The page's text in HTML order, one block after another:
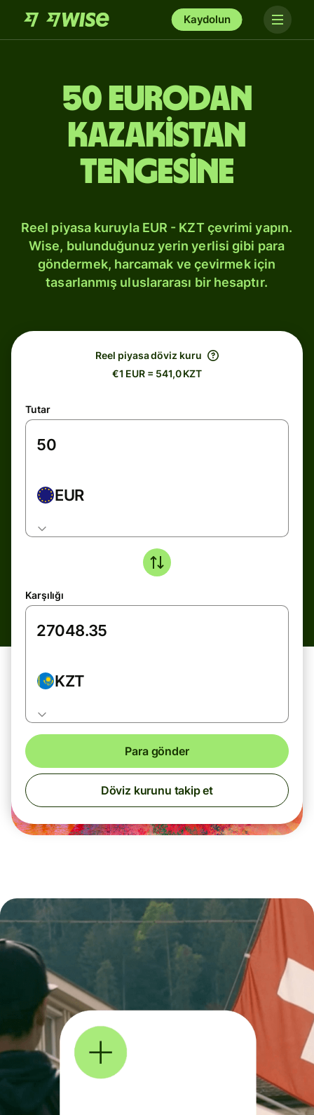
Kaydolun
50 Eurodan
Kazakistan
tengesine
Reel piyasa kuruyla EUR - KZT çevrimi yapın.
Wise, bulunduğunuz yerin yerlisi gibi para
göndermek, harcamak ve çevirmek için
tasarlanmış uluslararası bir hesaptır.
Reel piyasa döviz kuru
€1 EUR = 541,0 KZT
Tutar
EUR
Karşılığı
KZT
Para gönder
Döviz kurunu takip et